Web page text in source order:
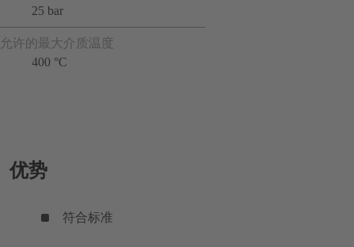
25 bar
允许的最大介质温度
400 °C
优势
符合标准